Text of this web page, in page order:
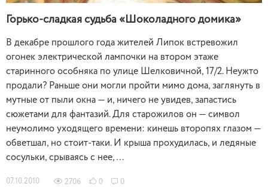
Горько-сладкая судьба «Шоколадного домика»
В декабре прошлого года жителей Липок встревожил
огонек электрической лампочки на втором этаже
старинного особняка по улице Шелковичной, 17/2. Неужто
продали? Раньше они могли пройти мимо дома, заглянуть в
мутные от пыли окна — и, ничего не увидев, запастись
сюжетами для фантазий. Для старожилов он — символ
неумолимо уходящего времени: кинешь второпях глазом —
обветшал, но стоит-таки. И крыша прохудилась, и ледяные
сосульки, срываясь с нее, …
07.10.2010 2706 0 0